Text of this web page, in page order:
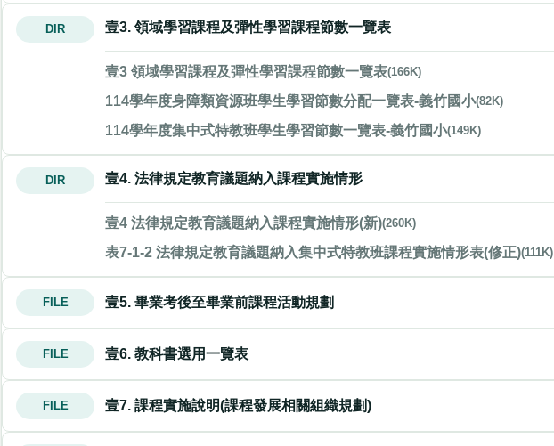
DIR 壹3. 領域學習課程及彈性學習課程節數一覽表
壹3 領域學習課程及彈性學習課程節數一覽表(166K)
114學年度身障類資源班學生學習節數分配一覽表-義竹國小(82K)
114學年度集中式特教班學生學習節數一覽表-義竹國小(149K)
DIR 壹4. 法律規定教育議題納入課程實施情形
壹4 法律規定教育議題納入課程實施情形(新)(260K)
表7-1-2 法律規定教育議題納入集中式特教班課程實施情形表(修正)(111K)
FILE 壹5. 畢業考後至畢業前課程活動規劃
FILE 壹6. 教科書選用一覽表
FILE 壹7. 課程實施說明(課程發展相關組織規劃)